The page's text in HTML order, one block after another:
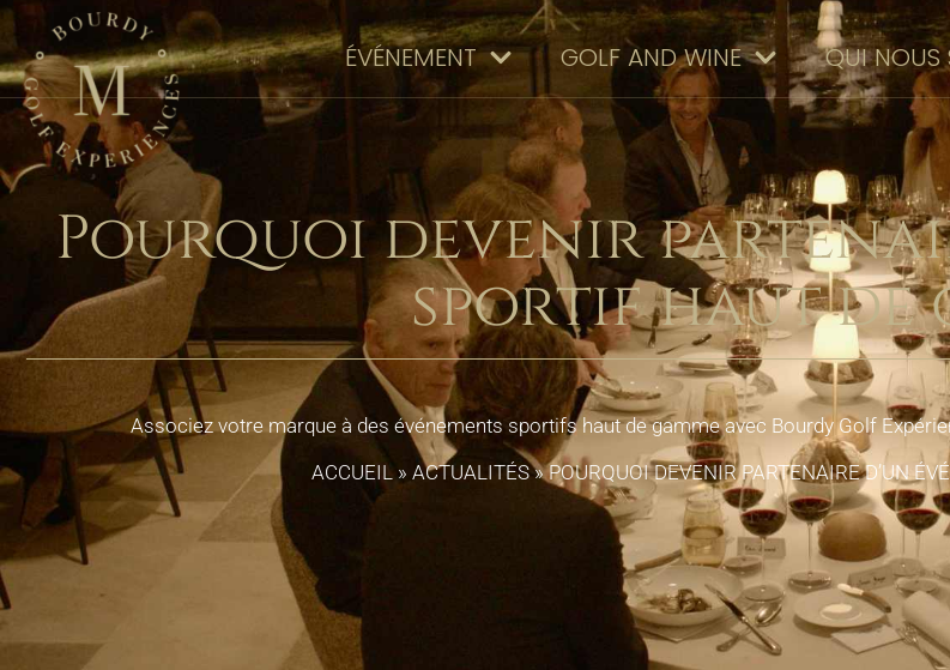
ÉVÉNEMENT GOLF AND WINE QUI NOUS
Pourquoi devenir
sportif haut de
Associez votre marque à des événements sportifs haut de gamme avec Bourdy Golf
ACCUEIL» ACTUALITÉS»POURQUOI DEVENIR PARTENAIRE D’UN